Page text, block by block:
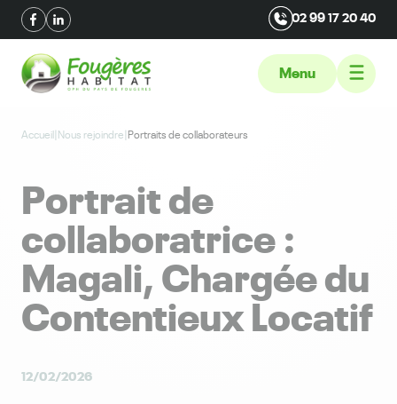
02 99 17 20 40
Menu
Accueil|Nous rejoindre|Portraits de collaborateurs
Portrait de
collaboratrice :
Magali, Chargée du
Contentieux Locatif
12/02/2026